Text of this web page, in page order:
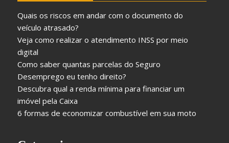
Quais os riscos em andar com o documento do
veículo atrasado?
Veja como realizar o atendimento INSS por meio
digital
Como saber quantas parcelas do Seguro
Desemprego eu tenho direito?
Descubra qual a renda mínima para financiar um
imóvel pela Caixa
6 formas de economizar combustível em sua moto